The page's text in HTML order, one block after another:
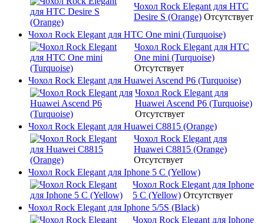
Чохол Rock Elegant для HTC
Desire S (Orange) Отсутствует
Чохол Rock Elegant для HTC One mini (Turquoise)
Чохол Rock Elegant для HTC
One mini (Turquoise)
Отсутствует
Чохол Rock Elegant для Huawei Ascend P6 (Turquoise)
Чохол Rock Elegant для
Huawei Ascend P6 (Turquoise)
Отсутствует
Чохол Rock Elegant для Huawei C8815 (Orange)
Чохол Rock Elegant для
Huawei C8815 (Orange)
Отсутствует
Чохол Rock Elegant для Iphone 5 C (Yellow)
Чохол Rock Elegant для Iphone
5 C (Yellow) Отсутствует
Чохол Rock Elegant для Iphone 5/5S (Black)
Чохол Rock Elegant для Iphone